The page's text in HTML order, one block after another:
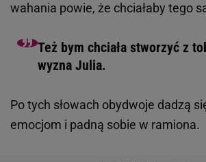
wahania powie, że chciałaby tego
Też bym chciała stworzyć z
wyzna Julia.
Po tych słowach obydwoje dadzą
emocjom i padną sobie w ramiona.